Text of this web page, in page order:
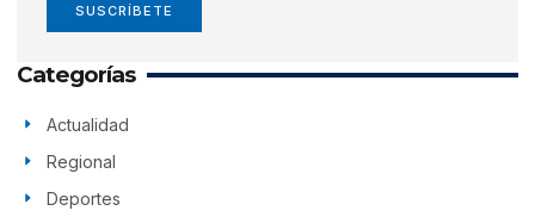
SUSCRÍBETE
Categorías
Actualidad
Regional
Deportes